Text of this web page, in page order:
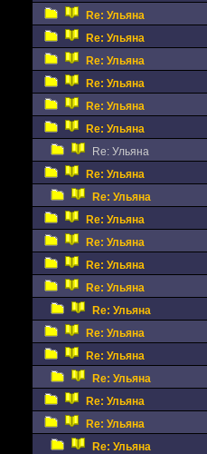
Re: Ульяна
Re: Ульяна
Re: Ульяна
Re: Ульяна
Re: Ульяна
Re: Ульяна
Re: Ульяна
Re: Ульяна
Re: Ульяна
Re: Ульяна
Re: Ульяна
Re: Ульяна
Re: Ульяна
Re: Ульяна
Re: Ульяна
Re: Ульяна
Re: Ульяна
Re: Ульяна
Re: Ульяна
Re: Ульяна